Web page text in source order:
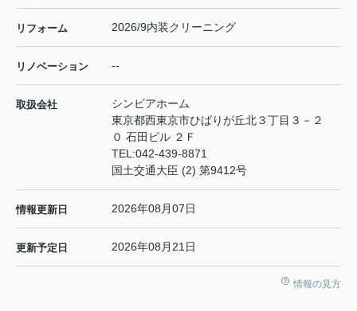
リフォーム 2026/9内装クリーニング
リノベーション --
取扱会社
シンビアホーム
東京都西東京市ひばりが丘北３丁目３－２
０ 石田ビル ２Ｆ
TEL:042-439-8871
国土交通大臣 (2) 第9412号
情報更新日 2026年08月07日
更新予定日 2026年08月21日
情報の見方